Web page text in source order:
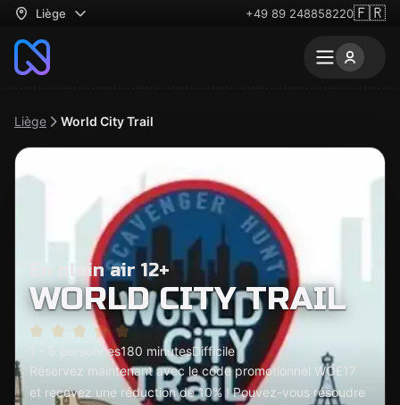
Liège +49 89 248858220🇫🇷
Liège World City Trail
En plein air 12+
WORLD CITY TRAIL
1 - 5 personnes180 minutesDifficile
Réservez maintenant avec le code promotionnel WOE17
et recevez une réduction de 10% ! Pouvez-vous résoudre